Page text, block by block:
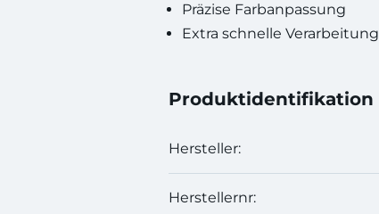
Präzise Farbanpassung
Extra schnelle Verarbeitung
Produktidentifikation
Hersteller:
Herstellernr: